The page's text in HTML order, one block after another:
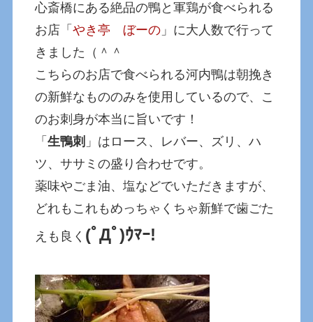
心斎橋にある絶品の鴨と軍鶏が食べられる
お店「やき亭 ぼーの 」に大人数で行って
きました（＾＾
こちらのお店で食べられる河内鴨は朝挽き
の新鮮なもののみを使用しているので、こ
のお刺身が本当に旨いです！
「生鴨刺 」はロース、レバー、ズリ、ハ
ツ、ササミの盛り合わせです。
薬味やごま油、塩などでいただきますが、
どれもこれもめっちゃくちゃ新鮮で歯ごた
えも良く (ﾟДﾟ)ｳﾏｰ!